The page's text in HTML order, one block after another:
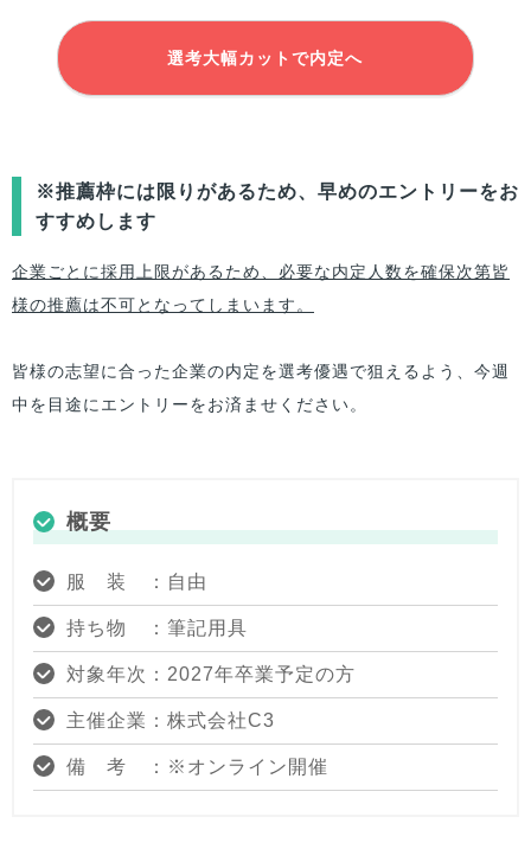
選考大幅カットで内定へ
※推薦枠には限りがあるため、早めのエントリーをお
すすめします
企業ごとに採用上限があるため、必要な内定人数を確保次第皆
様の推薦は不可となってしまいます。
皆様の志望に合った企業の内定を選考優遇で狙えるよう、今週
中を目途にエントリーをお済ませください。
概要
服 装 ：自由
持ち物 ：筆記用具
対象年次：2027年卒業予定の方
主催企業：株式会社C3
備 考 ：※オンライン開催